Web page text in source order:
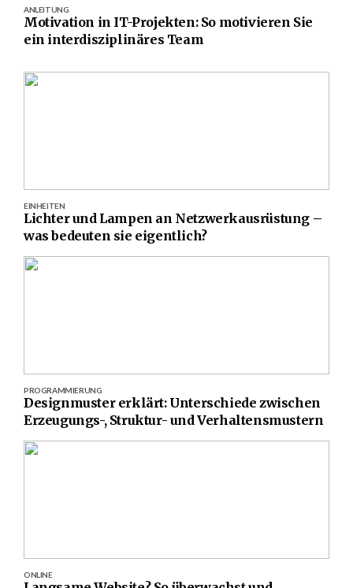
Motivation in IT-Projekten: So motivieren Sie
ein interdisziplinäres Team
ANLEITUNG
Lichter und Lampen an Netzwerkausrüstung –
was bedeuten sie eigentlich?
EINHEITEN
Designmuster erklärt: Unterschiede zwischen
Erzeugungs-, Struktur- und Verhaltensmustern
PROGRAMMIERUNG
ONLINE